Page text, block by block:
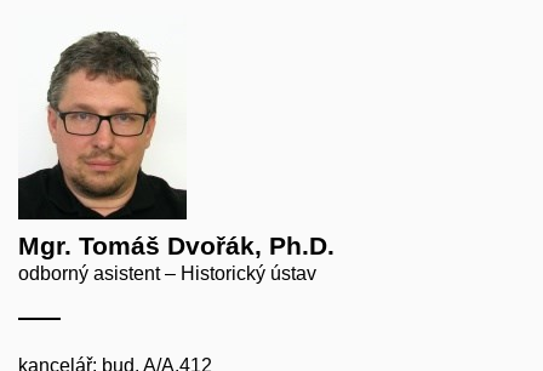
Mgr. Tomáš Dvořák, Ph.D.
odborný asistent – Historický ústav
kancelář: bud. A/A.412